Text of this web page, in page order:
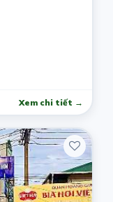
Xem chi tiết →